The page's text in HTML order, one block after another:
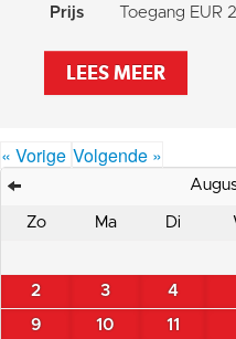
Prijs
Toegang EUR
LEES MEER
« Vorige Volgende »
Zo Ma Di
2 3 4
9 10 11